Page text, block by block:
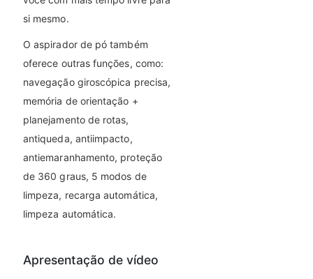
si mesmo.
O aspirador de pó também
oferece outras funções, como:
navegação giroscópica precisa,
memória de orientação +
planejamento de rotas,
antiqueda, antiimpacto,
antiemaranhamento, proteção
de 360 graus, 5 modos de
limpeza, recarga automática,
limpeza automática.
Apresentação de vídeo